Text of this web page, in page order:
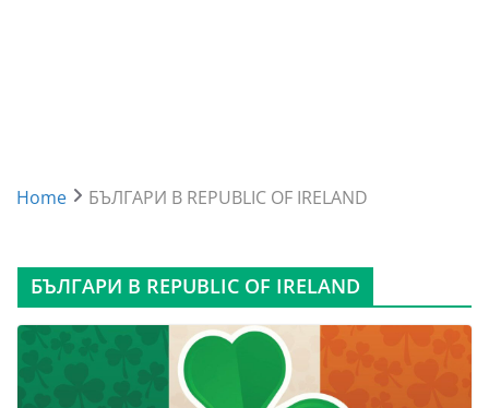
Home БЪЛГАРИ В REPUBLIC OF IRELAND
БЪЛГАРИ В REPUBLIC OF IRELAND